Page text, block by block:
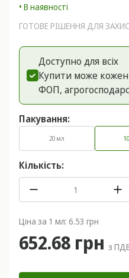
• В наявності
ГОТОВЕ РІШЕННЯ ДЛЯ
Доступно для всіх
Купити може кожен
ФОП,
Пакування:
20 мл
Кількість:
Ціна за 1 мл: 6.53 грн
652.68 грн з